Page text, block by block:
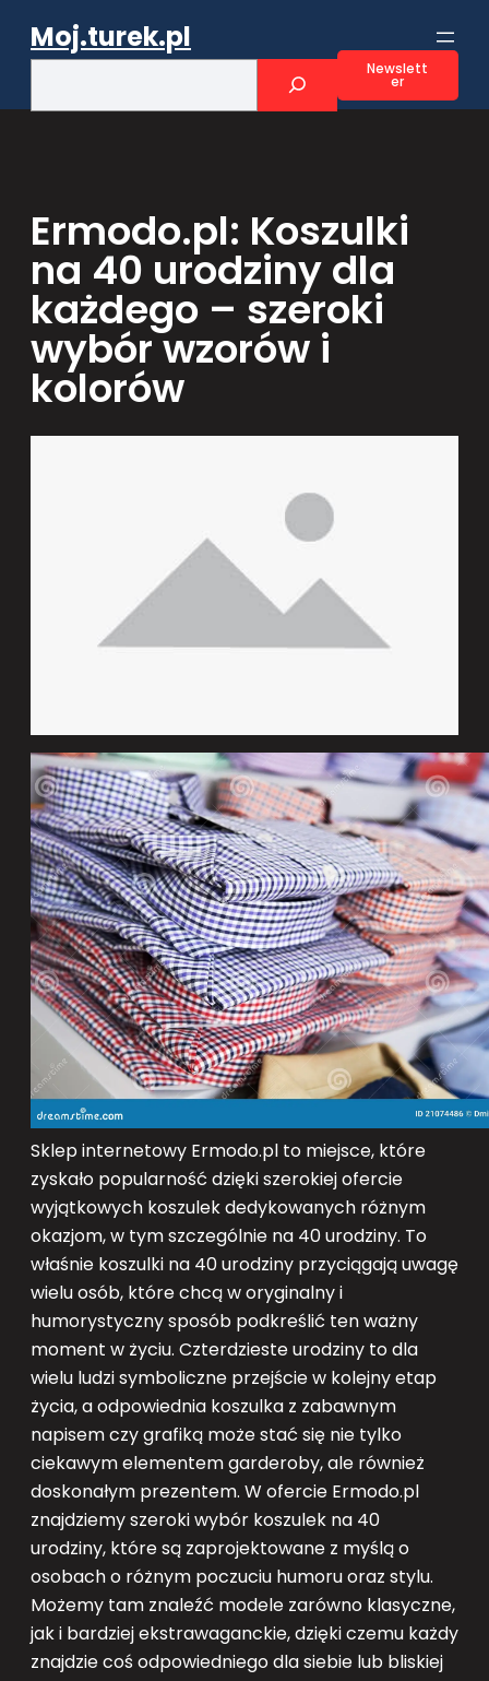
Moj.turek.pl
h
Newslett
er
Ermodo.pl: Koszulki
na 40 urodziny dla
każdego – szeroki
wybór wzorów i
kolorów
Sklep internetowy Ermodo.pl to miejsce, które
zyskało popularność dzięki szerokiej ofercie
wyjątkowych koszulek dedykowanych różnym
okazjom, w tym szczególnie na 40 urodziny. To
właśnie koszulki na 40 urodziny przyciągają uwagę
wielu osób, które chcą w oryginalny i
humorystyczny sposób podkreślić ten ważny
moment w życiu. Czterdzieste urodziny to dla
wielu ludzi symboliczne przejście w kolejny etap
życia, a odpowiednia koszulka z zabawnym
napisem czy grafiką może stać się nie tylko
ciekawym elementem garderoby, ale również
doskonałym prezentem. W ofercie Ermodo.pl
znajdziemy szeroki wybór koszulek na 40
urodziny, które są zaprojektowane z myślą o
osobach o różnym poczuciu humoru oraz stylu.
Możemy tam znaleźć modele zarówno klasyczne,
jak i bardziej ekstrawaganckie, dzięki czemu każdy
znajdzie coś odpowiedniego dla siebie lub bliskiej